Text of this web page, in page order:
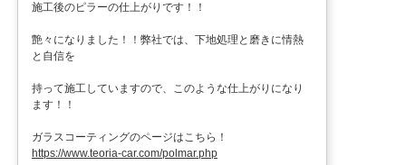
施工後のピラーの仕上がりです！！
艶々になりました！！弊社では、下地処理と磨きに情熱
と自信を
持って施工していますので、このような仕上がりになり
ます！！
ガラスコーティングのページはこちら！
https://www.teoria-car.com/polmar.php